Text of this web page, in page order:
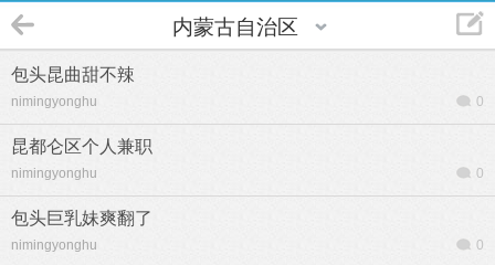
内蒙古自治区
包头昆曲甜不辣
nimingyonghu 0
昆都仑区个人兼职
nimingyonghu 0
包头巨乳妹爽翻了
nimingyonghu 0